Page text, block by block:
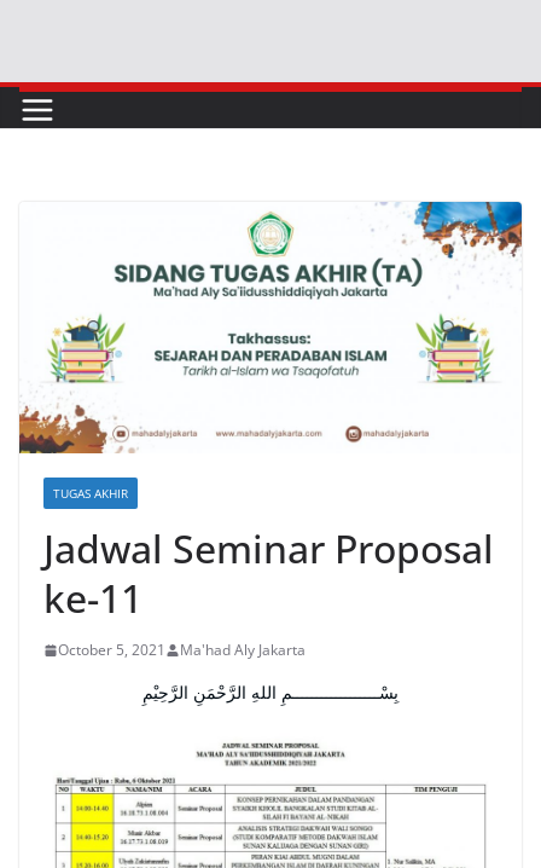
content
TUGAS AKHIR
Jadwal Seminar Proposal
ke-11
October 5, 2021 Ma'had Aly Jakarta
بِسْــــــــــــــــــمِ اللهِ الرَّحْمَنِ الرَّحِيْمِ